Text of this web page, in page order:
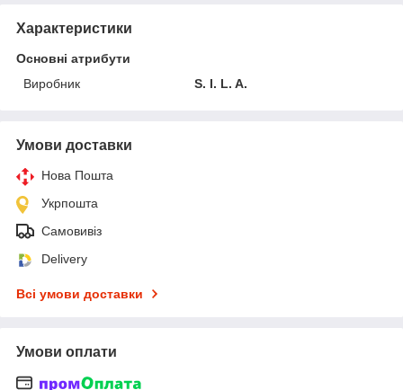
Характеристики
Основні атрибути
Виробник
S. I. L. A.
Умови доставки
Нова Пошта
Укрпошта
Самовивіз
Delivery
Всі умови доставки
Умови оплати